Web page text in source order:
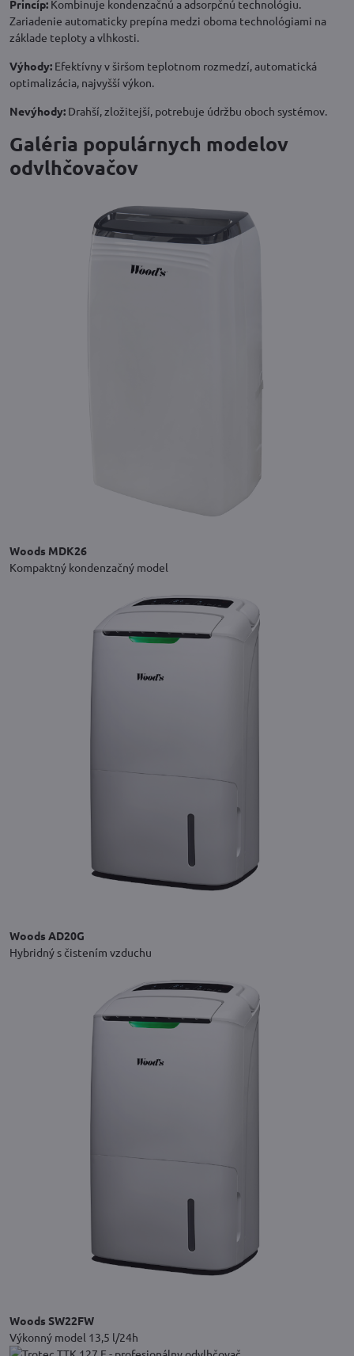
Princíp: Kombinuje kondenzačnú a adsorpčnú technológiu.
Zariadenie automaticky prepína medzi oboma technológiami na
základe teploty a vlhkosti.
Výhody: Efektívny v širšom teplotnom rozmedzí, automatická
optimalizácia, najvyšší výkon.
Nevýhody: Drahší, zložitejší, potrebuje údržbu oboch systémov.
Galéria populárnych modelov
odvlhčovačov
Woods MDK26
Kompaktný kondenzačný model
Woods AD20G
Hybridný s čistením vzduchu
Woods SW22FW
Výkonný model 13,5 l/24h